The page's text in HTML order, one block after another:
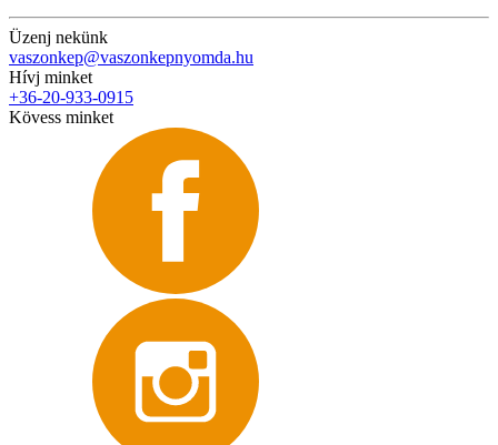
Üzenj nekünk
vaszonkep@vaszonkepnyomda.hu
Hívj minket
+36-20-933-0915
Kövess minket